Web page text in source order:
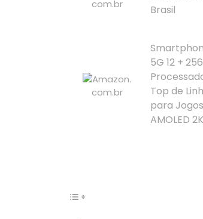
Brasil
5G 12 +
Top de
para
AMOLED